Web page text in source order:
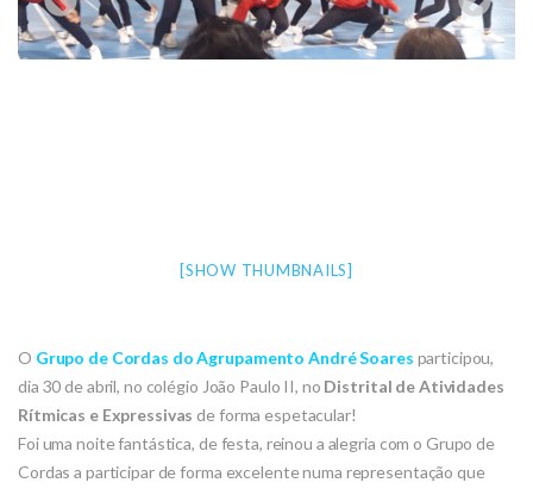
[SHOW THUMBNAILS]
O Grupo de Cordas do Agrupamento André Soares participou,
dia 30 de abril, no colégio João Paulo II, no Distrital de Atividades
Rítmicas e Expressivas de forma espetacular!
Foi uma noite fantástica, de festa, reinou a alegria com o Grupo de
Cordas a participar de forma excelente numa representação que